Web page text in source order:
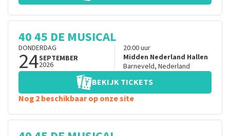
40 45 DE MUSICAL
DONDERDAG
24SEPTEMBER
2026
20:00uur
Midden Nederland Hallen
Barneveld, Nederland
BEKIJK TICKETS
Nog 2 beschikbaar op onze site